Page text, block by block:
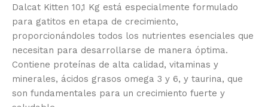
Dalcat Kitten 10,1 Kg está especialmente formulado
para gatitos en etapa de crecimiento,
proporcionándoles todos los nutrientes esenciales que
necesitan para desarrollarse de manera óptima.
Contiene proteínas de alta calidad, vitaminas y
minerales, ácidos grasos omega 3 y 6, y taurina, que
son fundamentales para un crecimiento fuerte y